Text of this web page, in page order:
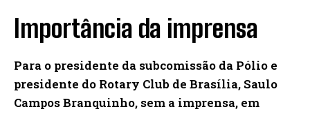
Importância da imprensa
Para o presidente da subcomissão da Pólio e
presidente do Rotary Club de Brasília, Saulo
Campos Branquinho, sem a imprensa, em